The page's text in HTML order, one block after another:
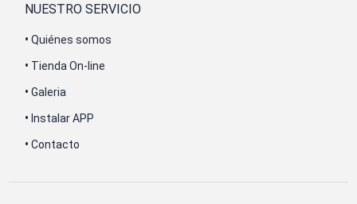
NUESTRO SERVICIO
• Quiénes somos
• Tienda On-line
• Galeria
• Instalar APP
• Contacto